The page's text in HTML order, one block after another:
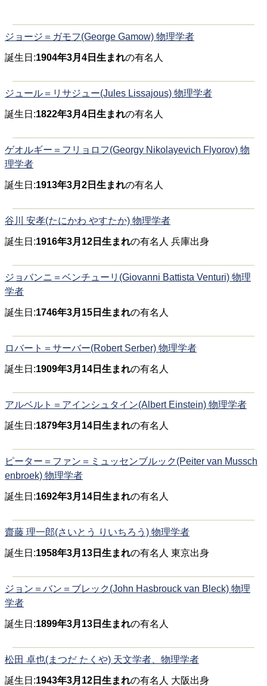
ジョージ＝ガモフ(George Gamow) 物理学者
誕生日:1904年3月4日生まれの有名人
ジュール＝リサジュー(Jules Lissajous) 物理学者
誕生日:1822年3月4日生まれの有名人
ゲオルギー＝フリョロフ(Georgy Nikolayevich Flyorov) 物
理学者
誕生日:1913年3月2日生まれの有名人
谷川 安孝(たにかわ やすたか) 物理学者
誕生日:1916年3月12日生まれの有名人 兵庫出身
ジョバンニ＝ベンチューリ(Giovanni Battista Venturi) 物理
学者
誕生日:1746年3月15日生まれの有名人
ロバート＝サーバー(Robert Serber) 物理学者
誕生日:1909年3月14日生まれの有名人
アルベルト＝アインシュタイン(Albert Einstein) 物理学者
誕生日:1879年3月14日生まれの有名人
ピーター＝ファン＝ミュッセンブルック(Peiter van Mussch
enbroek) 物理学者
誕生日:1692年3月14日生まれの有名人
齋藤 理一郎(さいとう りいちろう) 物理学者
誕生日:1958年3月13日生まれの有名人 東京出身
ジョン＝バン＝ブレック(John Hasbrouck van Bleck) 物理
学者
誕生日:1899年3月13日生まれの有名人
松田 卓也(まつだ たくや) 天文学者、物理学者
誕生日:1943年3月12日生まれの有名人 大阪出身